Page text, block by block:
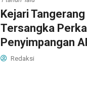
Kejari
Tersangka
Penyimpangan
Redaksi